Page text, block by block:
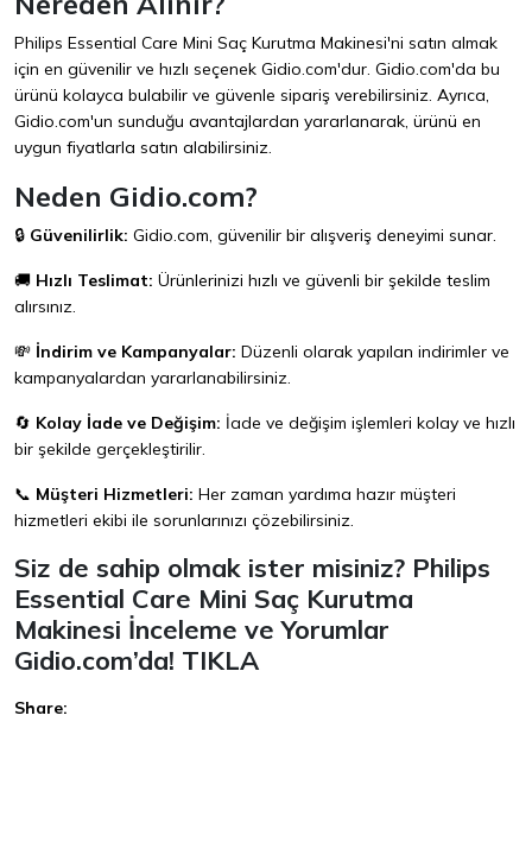
Philips Essential Care Mini Saç Kurutma Makinesi'ni satın almak
için en güvenilir ve hızlı seçenek Gidio.com'dur. Gidio.com'da bu
ürünü kolayca bulabilir ve güvenle sipariş verebilirsiniz. Ayrıca,
Gidio.com'un sunduğu avantajlardan yararlanarak, ürünü en
uygun fiyatlarla satın alabilirsiniz.
Neden Gidio.com?
🔒 Güvenilirlik: Gidio.com, güvenilir bir alışveriş deneyimi sunar.
🚚 Hızlı Teslimat: Ürünlerinizi hızlı ve güvenli bir şekilde teslim
alırsınız.
💸 İndirim ve Kampanyalar: Düzenli olarak yapılan indirimler ve
kampanyalardan yararlanabilirsiniz.
🔄 Kolay İade ve Değişim: İade ve değişim işlemleri kolay ve hızlı
bir şekilde gerçekleştirilir.
📞 Müşteri Hizmetleri: Her zaman yardıma hazır müşteri
hizmetleri ekibi ile sorunlarınızı çözebilirsiniz.
Siz de sahip olmak ister misiniz? Philips
Essential Care Mini Saç Kurutma
Makinesi İnceleme ve Yorumlar
Gidio.com’da! TIKLA
Share: